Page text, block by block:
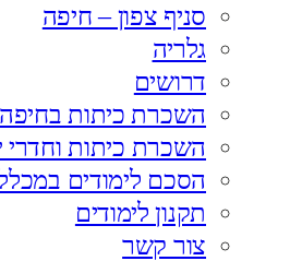
סניף צפון – חיפה
גלריה
דרושים
השכרת כיתות בחיפה
השכרת כיתות וחדרי
הסכם לימודים
תקנון לימודים
צור קשר